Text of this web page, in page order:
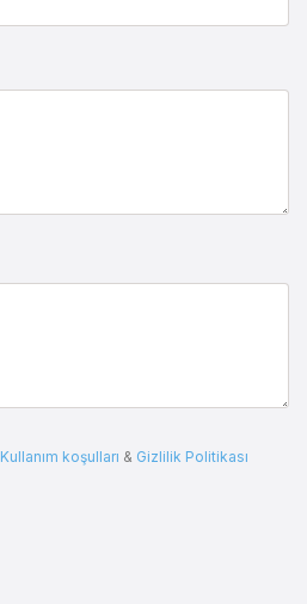
Kullanım koşulları & Gizlilik Politikası